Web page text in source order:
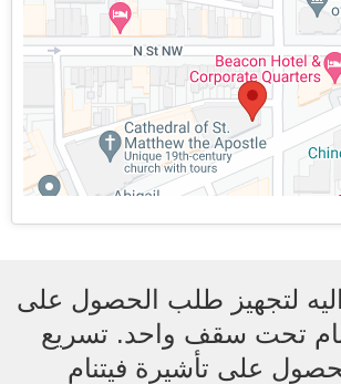
لتجهيز طلب الحصول على
تحت سقف واحد. تسريع
على تأشيرة فيتنام